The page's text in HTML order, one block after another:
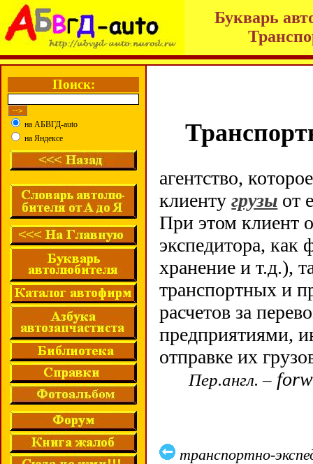
Букварь
Поиск:
на АБВГД-auto
на Яндексе
агентство,
клиентугрузы от
При этом клиент
экспедитора, как
хранение и т.д.),
транспортных и
расчетов за
предприятиями,
отправке их
Пер.англ. –
транспортно-